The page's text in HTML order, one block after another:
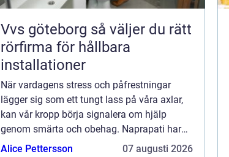
Vvs göteborg så väljer du rätt
rörfirma för hållbara
installationer
När vardagens stress och påfrestningar
lägger sig som ett tungt lass på våra axlar,
kan vår kropp börja signalera om hjälp
genom smärta och obehag. Naprapati har
under lång tid varit en framg&ari...
Alice Pettersson 07 augusti 2026